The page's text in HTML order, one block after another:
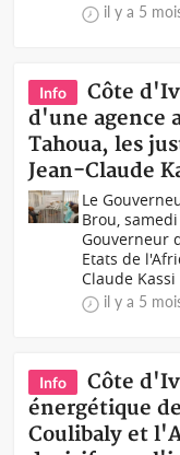
il y a 5
Info
Côte
d'une agence
Tahoua, les
Jean-Claude
Le
Brou,
Gouverneur
Etats de
Claude Kassi
il y a 5
Info
Côte
énergétique
Coulibaly et